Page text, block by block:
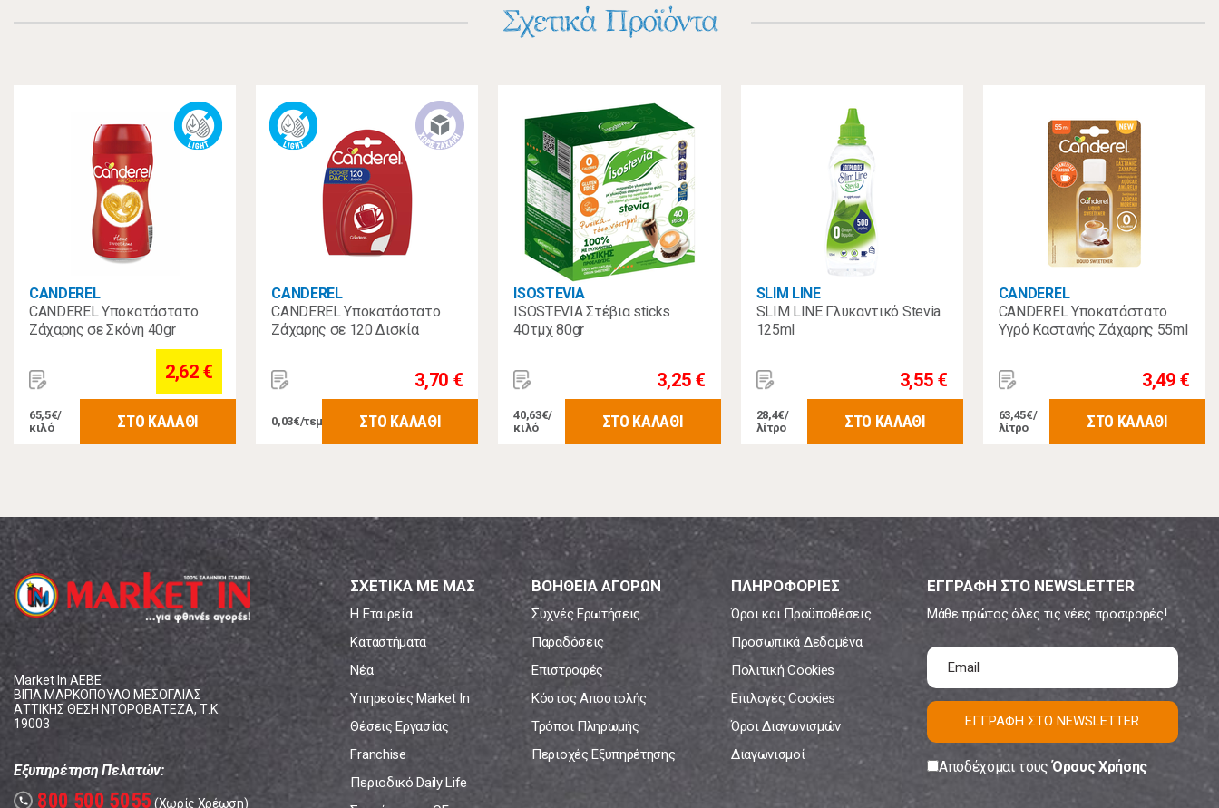
Σχετικά Προϊόντα
CANDEREL
CANDEREL Υποκατάστατο
Ζάχαρης σε Σκόνη 40gr
2,62 €
65,5€/
κιλό
ΣΤΟ ΚΑΛΑΘΙ
CANDEREL
CANDEREL Υποκατάστατο
Ζάχαρης σε 120 Δισκία
3,70 €
0,03€/τεμ ΣΤΟ ΚΑΛΑΘΙ
ISOSTEVIA
ISOSTEVIA Στέβια sticks
40τμχ 80gr
3,25 €
40,63€/
κιλό
ΣΤΟ ΚΑΛΑΘΙ
SLIM LINE
SLIM LINE Γλυκαντικό Stevia
125ml
3,55 €
28,4€/
λίτρο
ΣΤΟ ΚΑΛΑΘΙ
CANDEREL
CANDEREL Υποκατάστατο
Υγρό Καστανής Ζάχαρης 55ml
3,49 €
63,45€/
λίτρο
ΣΤΟ ΚΑΛΑΘΙ
Market In ΑΕΒΕ
ΒΙΠΑ ΜΑΡΚΟΠΟΥΛΟ ΜΕΣΟΓΑΙΑΣ
ΑΤΤΙΚΗΣ ΘΕΣΗ ΝΤΟΡΟΒΑΤΕΖΑ, Τ.Κ.
19003
Εξυπηρέτηση Πελατών:
call 800 500 5055 (Χωρίς Χρέωση)
ΣΧΕΤΙΚΑ ΜΕ ΜΑΣ
Η Εταιρεία
Καταστήματα
Νέα
Υπηρεσίες Market In
Θέσεις Εργασίας
Franchise
Περιοδικό Daily Life
ΒΟΗΘΕΙΑ ΑΓΟΡΩΝ
Συχνές Ερωτήσεις
Παραδόσεις
Επιστροφές
Κόστος Αποστολής
Τρόποι Πληρωμής
Περιοχές Εξυπηρέτησης
ΠΛΗΡΟΦΟΡΙΕΣ
Όροι και Προϋποθέσεις
Προσωπικά Δεδομένα
Πολιτική Cookies
Επιλογές Cookies
Όροι Διαγωνισμών
Διαγωνισμοί
ΕΓΓΡΑΦΗ ΣΤΟ NEWSLETTER
Μάθε πρώτος όλες τις νέες προσφορές!
ΕΓΓΡΑΦΗ ΣΤΟ NEWSLETTER
Αποδέχομαι τουςΌρους Χρήσης